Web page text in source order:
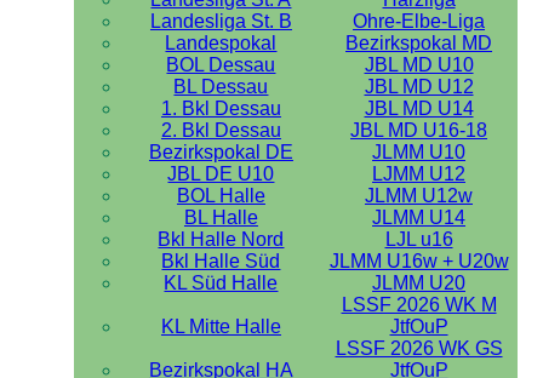
Landesliga St. B
Ohre-Elbe-Liga
Landespokal
Bezirkspokal MD
BOL Dessau
JBL MD U10
BL Dessau
JBL MD U12
1. Bkl Dessau
JBL MD U14
2. Bkl Dessau
JBL MD U16-18
Bezirkspokal DE
JLMM U10
JBL DE U10
LJMM U12
BOL Halle
JLMM U12w
BL Halle
JLMM U14
Bkl Halle Nord
LJL u16
Bkl Halle Süd
JLMM U16w + U20w
KL Süd Halle
JLMM U20
KL Mitte Halle
LSSF 2026 WK M
JtfOuP
Bezirkspokal HA
LSSF 2026 WK GS
JtfOuP